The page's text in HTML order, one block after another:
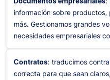
información sobre
más. Gestionamos grandes
necesidades empresariales
Contratos: traducimos
correcta para que sean